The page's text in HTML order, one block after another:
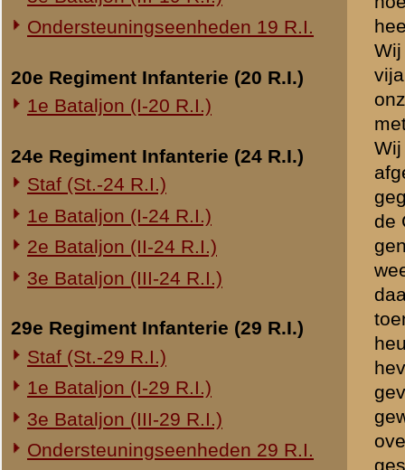
3e Afdeling (III-8 R.A.)
Overige legeronderdelen
3e Regiment Huzaren (3 R.H.)
Luchtdoelmitrailleurs en -artillerie
1-II Bataljon Pag.
1-IV Bataljon Pag.
4e Compagnie Pioniers (4 C.P.)
4e Mitrailleurcompagnie (4 M.C.)
4-II Auto Bataljon
11e Grens Bataljon (11 G.B.)
1e Bataljon (I-46 R.I.)
Overige artillerie-onderdelen
Rijnbatterij
1e Afdeling (I-15 R.A.)
2e Artillerie Meet Compagnie
achter Veenendaal uit
om te zien of er soms
onderweg inhaalden,
Sergeant Versluis,
gegaan zijn. Wel is mij
te zien waren, ook niet
van 13 Mei toch nog wel
Wij zijn toen verder terug
wij toch niets meer
En hiermede heb ik dan,
Hopende dat ik U
Gereconstrueerd